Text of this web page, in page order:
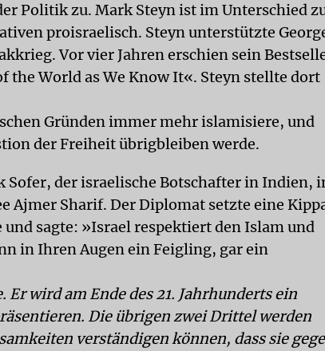
Politik zu. Mark Steyn ist im Unterschied
proisraelisch. Steyn unterstützte
Vor vier Jahren erschien sein
the World as We Know It«. Steyn stellte dort
Gründen immer mehr islamisiere, und
der Freiheit übrigbleiben werde.
Sofer, der israelische Botschafter in Indien,
Ajmer Sharif. Der Diplomat setzte eine
und sagte: »Israel respektiert den Islam und
in Ihren Augen ein Feigling, gar ein
Er wird am Ende des 21. Jahrhunderts ein
Die übrigen zwei Drittel werden
verständigen können, dass sie